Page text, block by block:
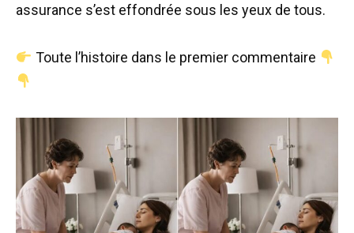
assurance s’est effondrée sous les yeux de tous.
Toute l’histoire dans le premier commentaire